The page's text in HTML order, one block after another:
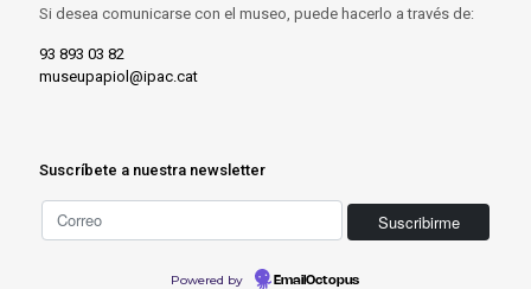
Si desea comunicarse con el museo, puede hacerlo a través de:
93 893 03 82
museupapiol@ipac.cat
Suscríbete a nuestra newsletter
Powered by EmailOctopus